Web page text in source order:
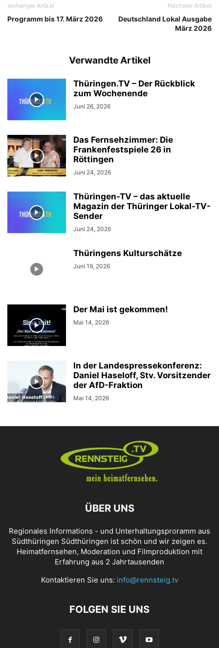
Vorheriger Artikel
Programm bis 17. März 2026
Nächster Artikel
Deutschland Lokal Ausgabe
März 2026
Verwandte Artikel
Thüringen.TV – Der Rückblick
zum Wochenende
Juni 26, 2026
Das Fernsehzimmer: Die
Frankenfestspiele 26 in
Röttingen
Juni 24, 2026
Thüringen-TV – das aktuelle
Magazin der Thüringer Lokal-TV-
Sender
Juni 24, 2026
Thüringens Kulturschätze
Juni 19, 2026
Der Mai ist gekommen!
Mai 14, 2026
In der Landespressekonferenz:
Daniel Haseloff, Stv. Vorsitzender
der AfD-Fraktion
Mai 14, 2026
ÜBER UNS
Regionales Informations - und Unterhaltungsproramm aus
Südthüringen Südthüringen ist schön und wir zeigen es.
Heimatfernsehen, Moderation und Filmproduktion mit
Erfahrung aus 2 Jahrtausenden
Kontaktieren Sie uns: info@rennsteig.tv
FOLGEN SIE UNS